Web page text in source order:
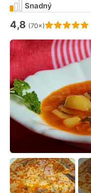
Hodnocení receptu je
4,8 (70×)
Snadný